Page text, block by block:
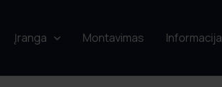
Įranga Montavimas Informacija